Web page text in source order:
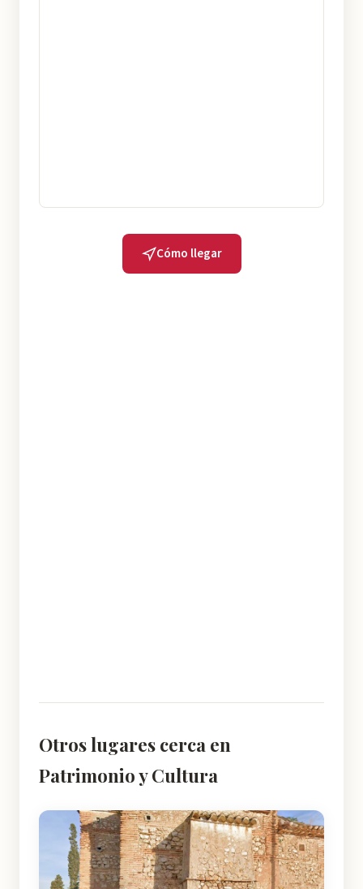
Cómo llegar
Otros lugares cerca en
Patrimonio y Cultura